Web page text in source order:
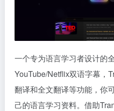
一个专为语言学习者设计的
YouTube/Netflix双语字幕，
翻译和全文翻译等功能，你
己的语言学习资料。借助